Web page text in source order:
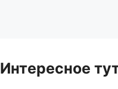
Интересное